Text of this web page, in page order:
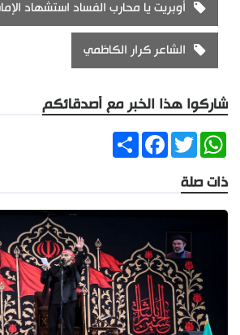
أوبريت يا محارب الفساد استشهاد
الشاعر كرار الكاظمي
شاركوا هذا الخبر مع أصدقائكم
ShareFacebookTwitter
WhatsApp
ذات صلة